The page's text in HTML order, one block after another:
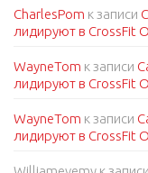
CharlesPom к записи
лидируют в CrossFit
WayneTom к записи
лидируют в CrossFit
WayneTom к записи
лидируют в CrossFit